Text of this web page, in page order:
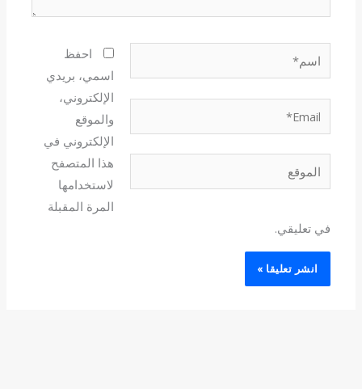
اسم*
الموقع
احفظ
اسمي، بريدي
الإلكتروني،
والموقع
الإلكتروني في
هذا المتصفح
لاستخدامها
المرة المقبلة
في تعليقي.